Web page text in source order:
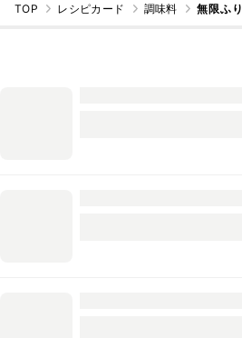
TOP レシピカード 調味料 無限ふ